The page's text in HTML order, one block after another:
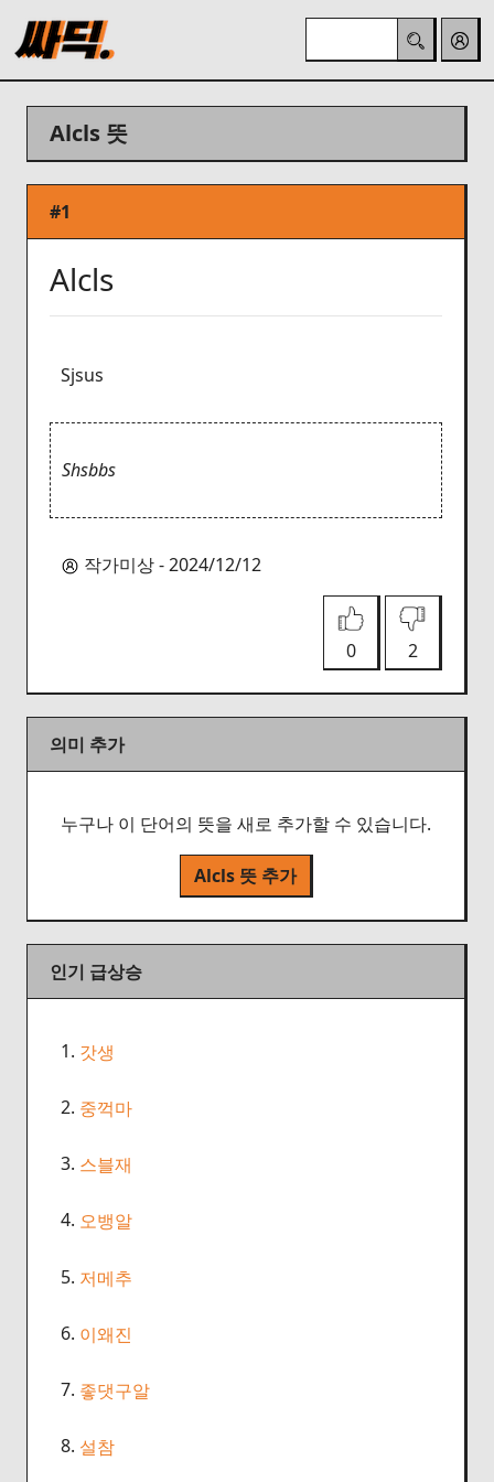
Alcls 뜻
#1
Alcls
Sjsus
Shsbbs
작가미상 - 2024/12/12
0 2
의미 추가
누구나 이 단어의 뜻을 새로 추가할 수 있습니다.
Alcls 뜻 추가
인기 급상승
1. 갓생
2. 중꺽마
3. 스블재
4. 오뱅알
5. 저메추
6. 이왜진
7. 좋댓구알
8. 설참